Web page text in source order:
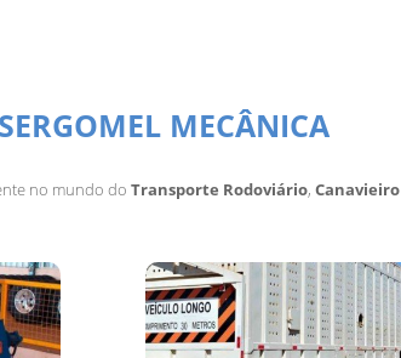
MECÂNICA
no mundo doTransporte Rodoviário,Canavieiro